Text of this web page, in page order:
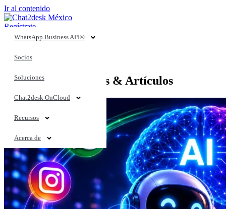
Ir al contenido
WhatsApp Business API®
Socios
Soluciones
Chat2desk OnCloud
Recursos
Acerca de
Regístrate
Ingresa
BLOG
Tendencias, Noticias & Artículos